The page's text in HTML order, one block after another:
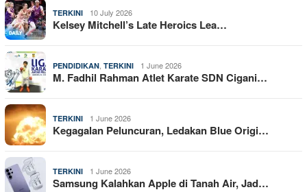
TERKINI 10 July 2026
Kelsey Mitchell’s Late Heroics Lea…
PENDIDIKAN, TERKINI 1 June 2026
M. Fadhil Rahman Atlet Karate SDN Cigani…
TERKINI 1 June 2026
Kegagalan Peluncuran, Ledakan Blue Origi…
TERKINI 1 June 2026
Samsung Kalahkan Apple di Tanah Air, Jad…